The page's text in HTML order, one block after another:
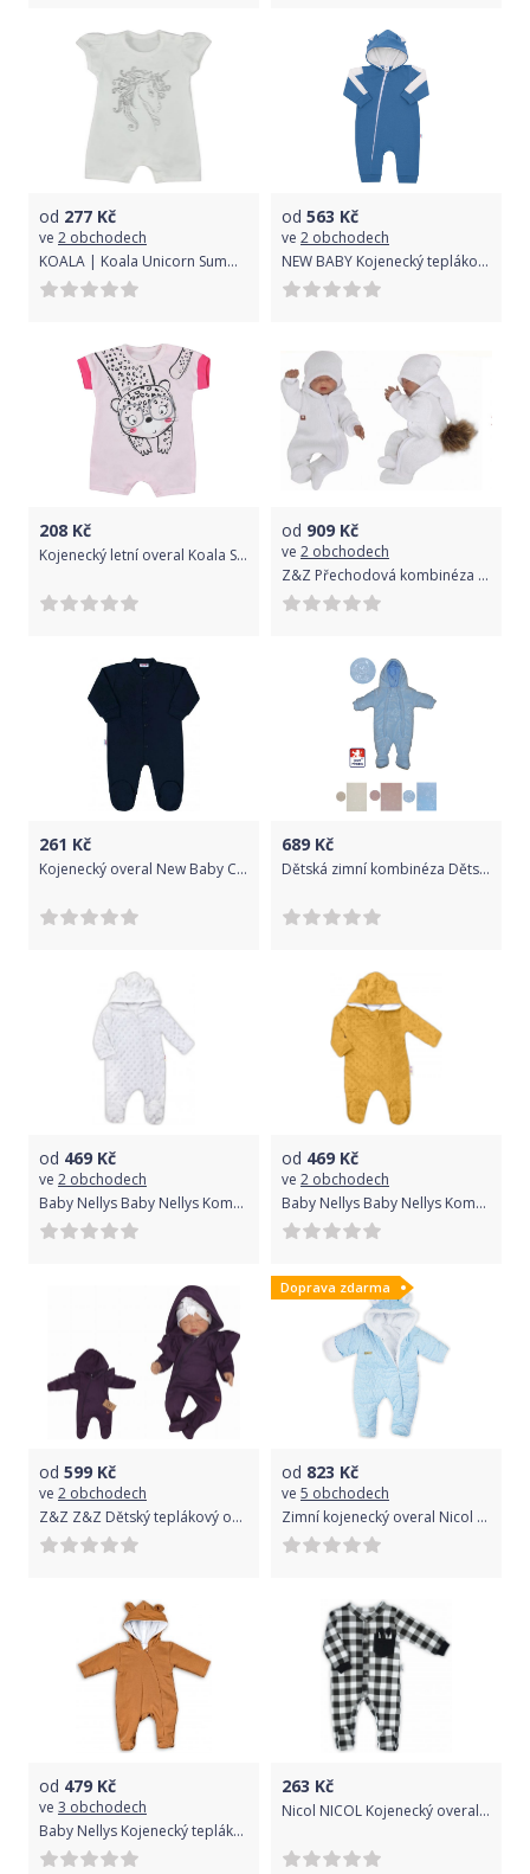
od 277 Kč
ve 2 obchodech
KOALA | Koala Unicorn Summer | Kojenecký letní overal Koala Unicorn Summer bílý | Bílá | 80 (9-12m)
od 563 Kč
ve 2 obchodech
NEW BABY Kojenecký teplákový overal New Baby The Best modrý Modrá 80 (9-12m)
208 Kč
Kojenecký letní overal Koala Sara růžový 68 (4-6m)
od 909 Kč
ve 2 obchodech
Z&Z Přechodová kombinéza s kapucí a kožešinovou bambulí, bílá
261 Kč
Kojenecký overal New Baby Classic II tmavě modrý, Modrá, 80 (9-12m)
689 Kč
Dětská zimní kombinéza Dětský svět modrá Teddy bears velikost 56
od 469 Kč
ve 2 obchodech
Baby Nellys Baby Nellys Kombinézka/overálek MINKY s kapucí a oušky - bílá, vel. 68
od 469 Kč
ve 2 obchodech
Baby Nellys Baby Nellys Kombinézka/overálek MINKY s kapucí a oušky - hořčice, vel. 74
od 599 Kč
ve 2 obchodech
Z&Z Z&Z Dětský teplákový overálek s volánky a kapucí, fialový, vel. 80 80 (9-12m)
Doprava zdarma
od 823 Kč
ve 5 obchodech
Zimní kojenecký overal Nicol Kids Winter Varianta: modrá/56 (0-3m)
od 479 Kč
ve 3 obchodech
Baby Nellys Kojenecký teplákový overal s kapucí Teddy - karamelový
263 Kč
Nicol NICOL Kojenecký overal Bunny kárko - černobílé, vel. 68